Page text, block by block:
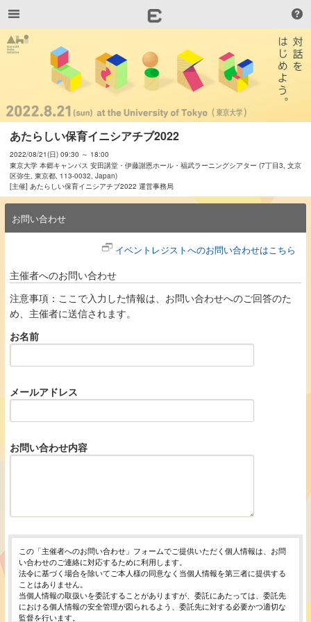
あたらしい保育イニシアチブ2022
2022/08/21(日) 09:30 ～ 18:00
東京大学 本郷キャンパス 安田講堂・伊藤謝恩ホール・福武ラーニングシアター (7丁目3, 文京
区弥生, 東京都, 113-0032, Japan)
[主催] あたらしい保育イニシアチブ2022 運営事務局
お問い合わせ
イベントレジストへのお問い合わせはこちら
主催者へのお問い合わせ
注意事項：ここで入力した情報は、お問い合わせへのご回答のた
め、主催者に送信されます。
お名前
メールアドレス
お問い合わせ内容
この「主催者へのお問い合わせ」フォームでご提供いただく個人情報は、お問
い合わせのご連絡に対応するために利用します。
法令に基づく場合を除いてご本人様の同意なく当個人情報を第三者に提供する
ことはありません。
当個人情報の取扱いを委託することがありますが、委託にあたっては、委託先
における個人情報の安全管理が図られるよう、委託先に対する必要かつ適切な
監督を行います。